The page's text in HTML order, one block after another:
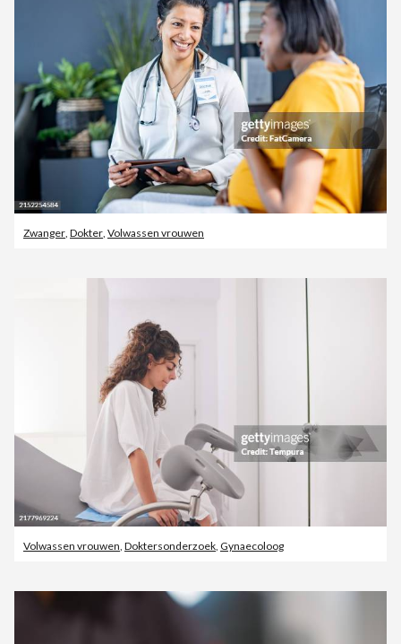
Zwanger Dokter Volwassen vrouwen
Volwassen vrouwen Doktersonderzoek Gynaecoloog